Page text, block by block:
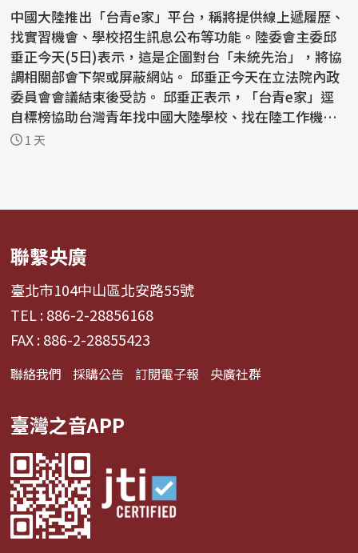
中國大陸推出「台青e家」平台，稱將提供線上遞履歷、
找實習機會、學校招生訊息公布等功能。陸委會主委邱
垂正今天(5日)表示，這是企圖對台「未統先治」，將協
調相關部會下架或屏蔽網站。 邱垂正今天在立法院內政
委員會會議結束後受訪。 邱垂正表示，「台青e家」逕
自標榜協助台灣青年找中國大陸學校、找在陸工作機
會...1 天
聯繫央廣
臺北市104中山區北安路55號
TEL : 886-2-28856168
FAX : 886-2-28855423
聯絡我們 採購公告 訂閱電子報 央廣社群
臺灣之音APP